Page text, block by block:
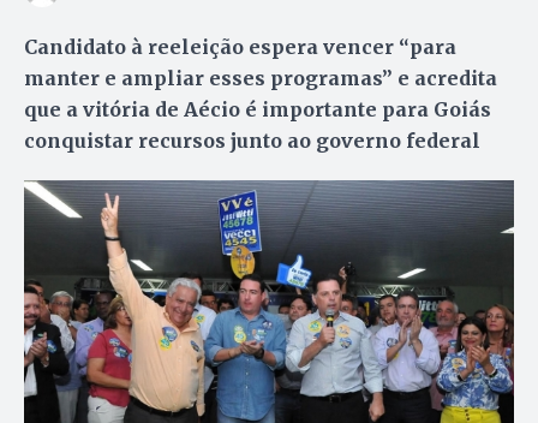
Candidato à reeleição espera vencer “para
manter e ampliar esses programas” e acredita
que a vitória de Aécio é importante para Goiás
conquistar recursos junto ao governo federal